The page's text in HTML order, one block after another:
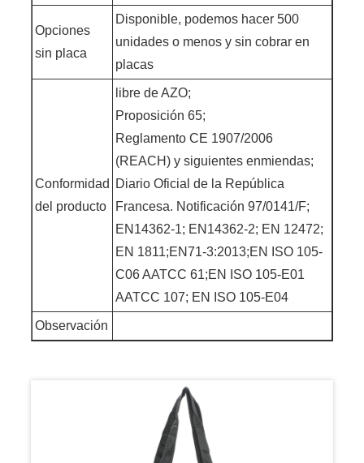
Opciones
sin placa
Disponible, podemos hacer 500
unidades o menos y sin cobrar en
placas
Conformidad
del producto
libre de AZO;
Proposición 65;
Reglamento CE 1907/2006
(REACH) y siguientes enmiendas;
Diario Oficial de la República
Francesa. Notificación 97/0141/F;
EN14362-1; EN14362-2; EN 12472;
EN 1811;EN71-3:2013;EN ISO 105-
C06 AATCC 61;EN ISO 105-E01
AATCC 107; EN ISO 105-E04
Observación